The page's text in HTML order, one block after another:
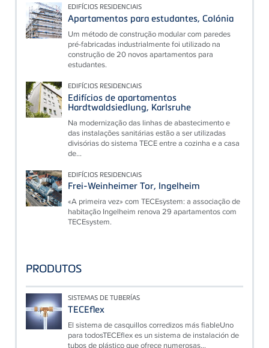
EDIFÍCIOS RESIDENCIAIS
Apartamentos para estudantes, Colónia
Um método de construção modular com paredes
pré-fabricadas industrialmente foi utilizado na
construção de 20 novos apartamentos para
estudantes.
EDIFÍCIOS RESIDENCIAIS
Edifícios de apartamentos
Hardtwaldsiedlung, Karlsruhe
Na modernização das linhas de abastecimento e
das instalações sanitárias estão a ser utilizadas
divisórias do sistema TECE entre a cozinha e a casa
de...
EDIFÍCIOS RESIDENCIAIS
Frei-Weinheimer Tor, Ingelheim
«A primeira vez» com TECEsystem: a associação de
habitação Ingelheim renova 29 apartamentos com
TECEsystem.
PRODUTOS
SISTEMAS DE TUBERÍAS
TECEflex
El sistema de casquillos corredizos más fiableUno
para todosTECEflex es un sistema de instalación de
tubos de plástico que ofrece numerosas...